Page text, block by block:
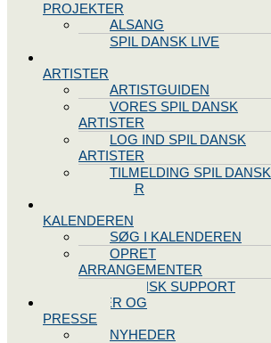
PROJEKTER
ALSANG
SPIL DANSK LIVE
ARTISTER
ARTISTGUIDEN
VORES SPIL DANSK
ARTISTER
LOG IND SPIL DANSK
ARTISTER
TILMELDING SPIL DANSK
ARTISTER
KALENDEREN
SØG I KALENDEREN
OPRET
ARRANGEMENTER
TEKNISK SUPPORT
NYHEDER OG
PRESSE
NYHEDER